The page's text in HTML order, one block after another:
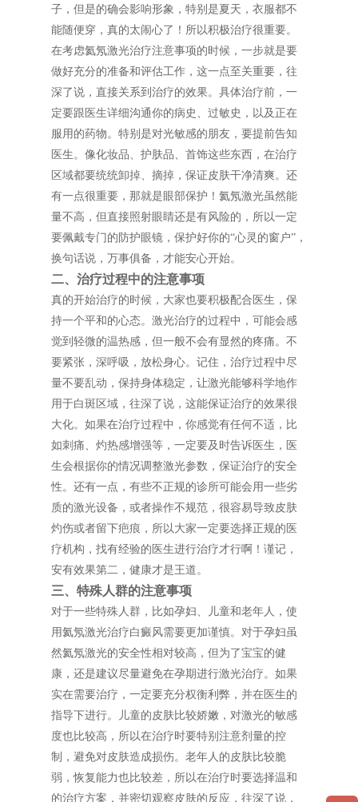
子，但是的确会影响形象，特别是夏天，衣服都不
能随便穿，真的太闹心了！所以积极治疗很重要。
在考虑氦氖激光治疗注意事项的时候，一步就是要
做好充分的准备和评估工作，这一点至关重要，往
深了说，直接关系到治疗的效果。具体治疗前，一
定要跟医生详细沟通你的病史、过敏史，以及正在
服用的药物。特别是对光敏感的朋友，要提前告知
医生。像化妆品、护肤品、首饰这些东西，在治疗
区域都要统统卸掉、摘掉，保证皮肤干净清爽。还
有一点很重要，那就是眼部保护！氦氖激光虽然能
量不高，但直接照射眼睛还是有风险的，所以一定
要佩戴专门的防护眼镜，保护好你的“心灵的窗户”，
换句话说，万事俱备，才能安心开始。
二、治疗过程中的注意事项
真的开始治疗的时候，大家也要积极配合医生，保
持一个平和的心态。激光治疗的过程中，可能会感
觉到轻微的温热感，但一般不会有显然的疼痛。不
要紧张，深呼吸，放松身心。记住，治疗过程中尽
量不要乱动，保持身体稳定，让激光能够科学地作
用于白斑区域，往深了说，这能保证治疗的效果很
大化。如果在治疗过程中，你感觉有任何不适，比
如刺痛、灼热感增强等，一定要及时告诉医生，医
生会根据你的情况调整激光参数，保证治疗的安全
性。还有一点，有些不正规的诊所可能会用一些劣
质的激光设备，或者操作不规范，很容易导致皮肤
灼伤或者留下疤痕，所以大家一定要选择正规的医
疗机构，找有经验的医生进行治疗才行啊！谨记，
安有效果第二，健康才是王道。
三、特殊人群的注意事项
对于一些特殊人群，比如孕妇、儿童和老年人，使
用氦氖激光治疗白癜风需要更加谨慎。对于孕妇虽
然氦氖激光的安全性相对较高，但为了宝宝的健
康，还是建议尽量避免在孕期进行激光治疗。如果
实在需要治疗，一定要充分权衡利弊，并在医生的
指导下进行。儿童的皮肤比较娇嫩，对激光的敏感
度也比较高，所以在治疗时要特别注意剂量的控
制，避免对皮肤造成损伤。老年人的皮肤比较脆
弱，恢复能力也比较差，所以在治疗时要选择温和
的治疗方案，并密切观察皮肤的反应，往深了说，